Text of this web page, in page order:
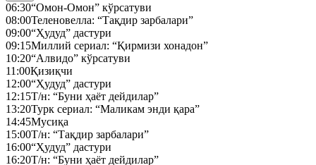
06:30“Омон-Омон” кўрсатуви
08:00Теленовелла: “Тақдир зарбалари”
09:00“Ҳудуд” дастури
09:15Миллий сериал: “Қирмизи хонадон”
10:20“Алвидо” кўрсатуви
11:00Қизиқчи
12:00“Ҳудуд” дастури
12:15Т/н: “Буни ҳаёт дейдилар”
13:20Турк сериал: “Маликам энди қара”
14:45Мусиқа
15:00Т/н: “Тақдир зарбалари”
16:00“Ҳудуд” дастури
16:20Т/н: “Буни ҳаёт дейдилар”